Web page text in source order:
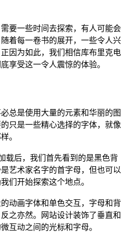
要一些时间去探索，有人可能会
着每一卷书的展开，一些令人兴
因为如此，我们相信库布里克电
享受这一令人震惊的体验。
总是使用大量的元素和华丽的图
只是一些精心选择的字体，就像
。
载后，我们首先看到的是黑色背
艺术家名字的首字母，但也可以
们开始探索这个地点。
动画字体和单色交互，字母和背
之亦然。网站设计装饰了垂直和
互动之间的光标和字母。